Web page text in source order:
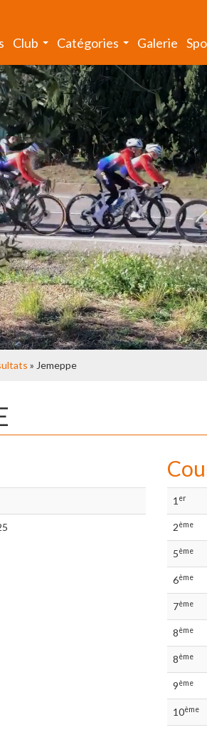
Club Catégories Galerie
» Jemeppe
1 er
2ème
5ème
6ème
7ème
8ème
8ème
9ème
10ème